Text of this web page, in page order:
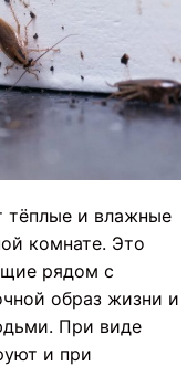
тёплые и влажные
комнате. Это
рядом с
образ жизни и
При виде
и при